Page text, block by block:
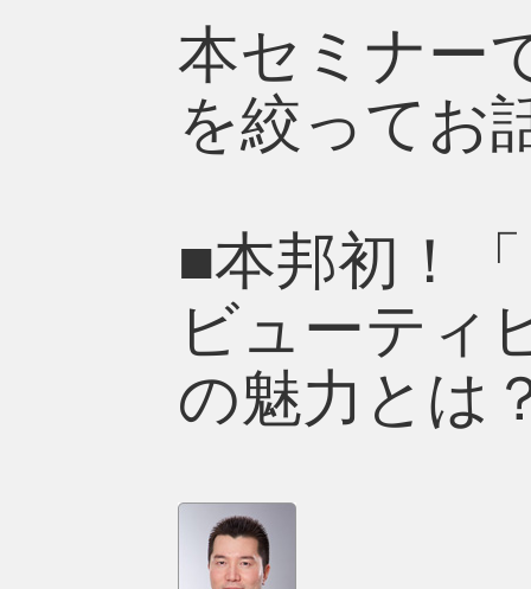
本セミナー
を絞ってお
■本邦初！
ビューティ
の魅力とは